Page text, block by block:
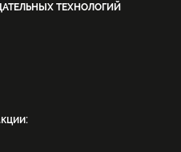
ТЕХНОЛОГИЙ